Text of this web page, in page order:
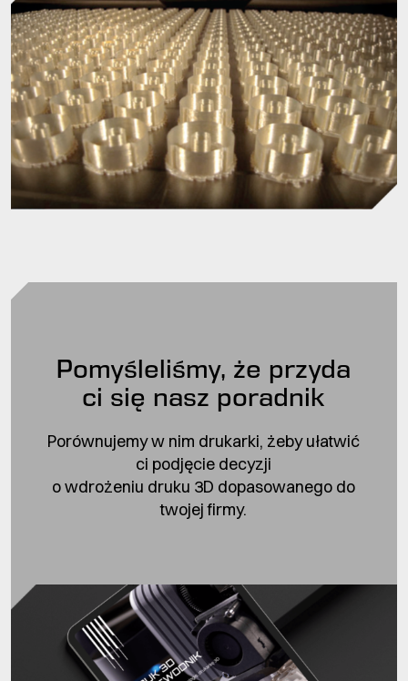
Pomyśleliśmy, że przyda
ci się nasz poradnik
Porównujemy w nim drukarki, żeby ułatwić
ci podjęcie decyzji
o wdrożeniu druku 3D dopasowanego do
twojej firmy.